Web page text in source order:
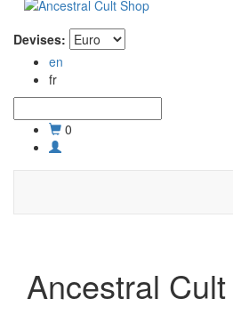
Devises:
en
fr
0
Ancestral